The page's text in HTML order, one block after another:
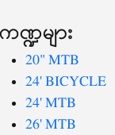
ကဏ္ဍများ
20" MTB
24' BICYCLE
24' MTB
26' MTB